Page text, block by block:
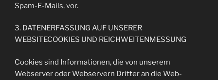
Spam-E-Mails, vor.
3. DATENERFASSUNG AUF UNSERER
WEBSITECOOKIES UND REICHWEITENMESSUNG
Cookies sind Informationen, die von unserem
Webserver oder Webservern Dritter an die Web-